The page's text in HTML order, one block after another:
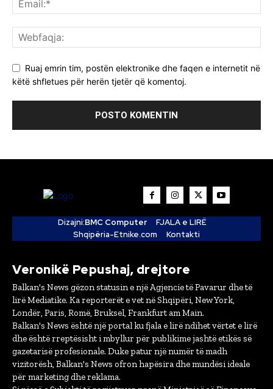
Ruaj emrin tim, postën elektronike dhe faqen e internetit në
këtë shfletues për herën tjetër që komentoj.
Dizajni:BMC Computer
FJALA e LIRË
Shqipëria-Etnike.com
Kontakti
Veronikë Pepushaj, drejtore
Balkan's News gëzon statusin e një Agjencie të Pavarur dhe të
lirë Mediatike. Ka reporterët e vet në Shqipëri, New York,
Londër, Paris, Romë, Bruksel, Frankfurt am Main.
Balkan's News është një portal ku fjala e lirë ndihet vërtet e lirë
dhe është rreptësisht i mbyllur për publikime jashtë etikës së
gazetarisë profesionale. Duke patur një numër të madh
vizitorësh, Balkan's News ofron hapësira dhe mundësi ideale
për marketing dhe reklama.